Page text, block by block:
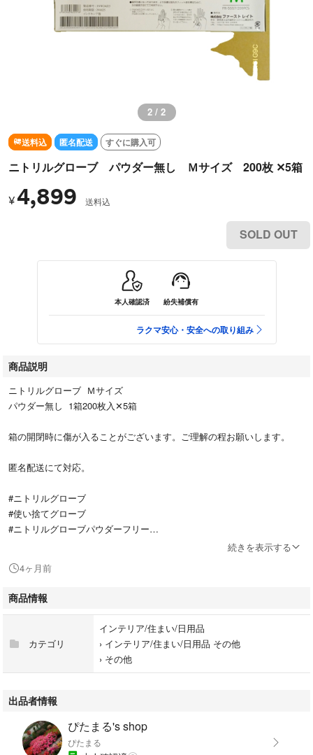
1 / 2
送料込 匿名配送 すぐに購入可
ニトリルグローブ パウダー無し Ｍサイズ 200枚 ✕5箱
¥4,899 送料込
SOLD OUT
本人確認済 紛失補償有
ラクマ安心・安全への取り組み
商品説明
ニトリルグローブ Ｍサイズ
パウダー無し 1箱200枚入✕5箱
箱の開閉時に傷が入ることがございます。ご理解の程お願いします。
匿名配送にて対応。
#ニトリルグローブ
#使い捨てグローブ
#ニトリルグローブパウダーフリー
#洗車
#清掃
#パウダーフリー
#食品取扱用品
#食品衛生法適合
続きを表示する
4ヶ月前
商品情報
カテゴリ
インテリア/住まい/日用品
› インテリア/住まい/日用品 その他
› その他
出品者情報
ぴたまる's shop
ぴたまる